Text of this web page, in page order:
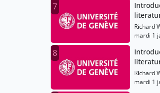
7
Richard
mardi 1
8
Richard
mardi 1